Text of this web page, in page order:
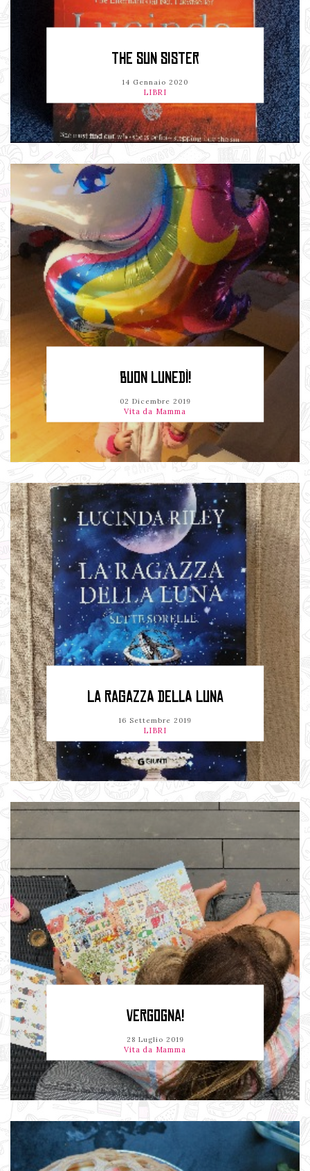
THE SUN SISTER
14 Gennaio 2020
LIBRI
BUON LUNEDÌ!
02 Dicembre 2019
Vita da Mamma
LA RAGAZZA DELLA LUNA
16 Settembre 2019
LIBRI
VERGOGNA!
28 Luglio 2019
Vita da Mamma